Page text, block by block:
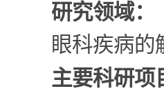
研究领域：
眼科疾病的
主要科研项